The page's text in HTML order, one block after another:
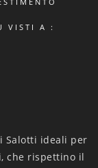
VISTI A :
Salotti ideali per
che rispettino il